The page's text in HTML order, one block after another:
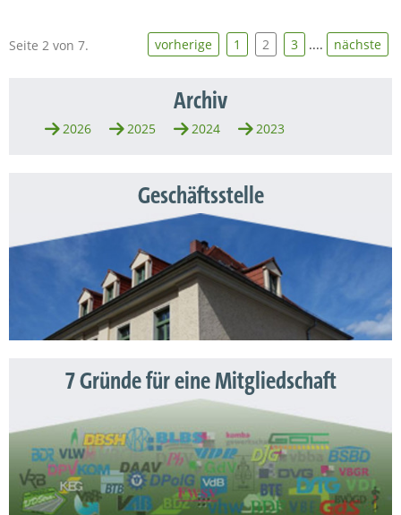
Seite 2 von 7. vorherige 1 2 3 .... nächste
Archiv
2026 2025 2024 2023
Geschäftsstelle
7 Gründe für eine Mitgliedschaft